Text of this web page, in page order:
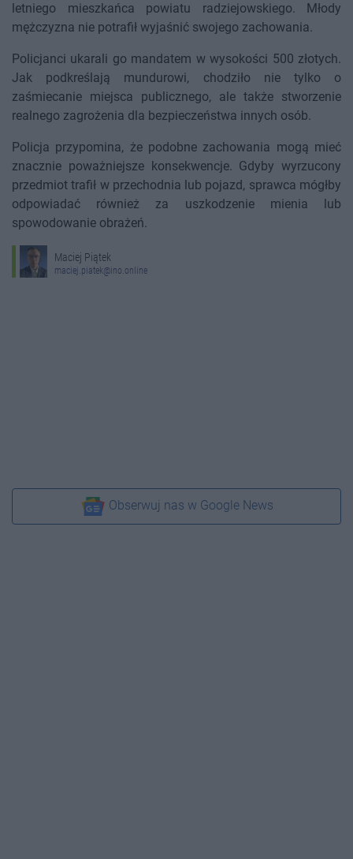
letniego mieszkańca powiatu radziejowskiego. Młody
mężczyzna nie potrafił wyjaśnić swojego zachowania.
Policjanci ukarali go mandatem w wysokości 500 złotych.
Jak podkreślają mundurowi, chodziło nie tylko o
zaśmiecanie miejsca publicznego, ale także stworzenie
realnego zagrożenia dla bezpieczeństwa innych osób.
Policja przypomina, że podobne zachowania mogą mieć
znacznie poważniejsze konsekwencje. Gdyby wyrzucony
przedmiot trafił w przechodnia lub pojazd, sprawca mógłby
odpowiadać również za uszkodzenie mienia lub
spowodowanie obrażeń.
Maciej Piątek
maciej.piatek@ino.online
Obserwuj nas w Google News